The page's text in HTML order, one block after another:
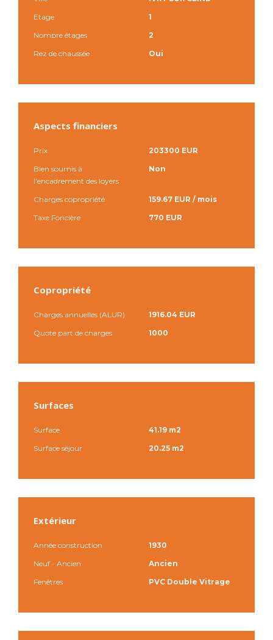
Etage
1
Nombre étages
2
Rez de chaussée
Oui
Aspects financiers
Prix
203300 EUR
Bien soumis à
l'encadrement des loyers
Non
Charges copropriété
159.67 EUR / mois
Taxe Foncière
770 EUR
Copropriété
Charges annuelles (ALUR)
1916.04 EUR
Quote part de charges
1000
Surfaces
Surface
41.19 m2
Surface séjour
20.25 m2
Extérieur
Année construction
1930
Neuf - Ancien
Ancien
Fenêtres
PVC Double Vitrage